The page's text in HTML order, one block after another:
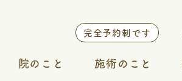
完全予約制です
院のこと 施術のこと